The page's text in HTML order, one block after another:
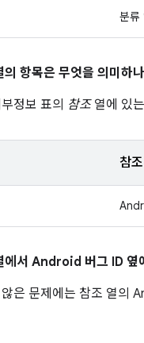
분
항목은 무엇을 의미하
정보 표의 참조열에 있
참조
서 Android 버그 ID 옆
은 문제에는 참조 열의